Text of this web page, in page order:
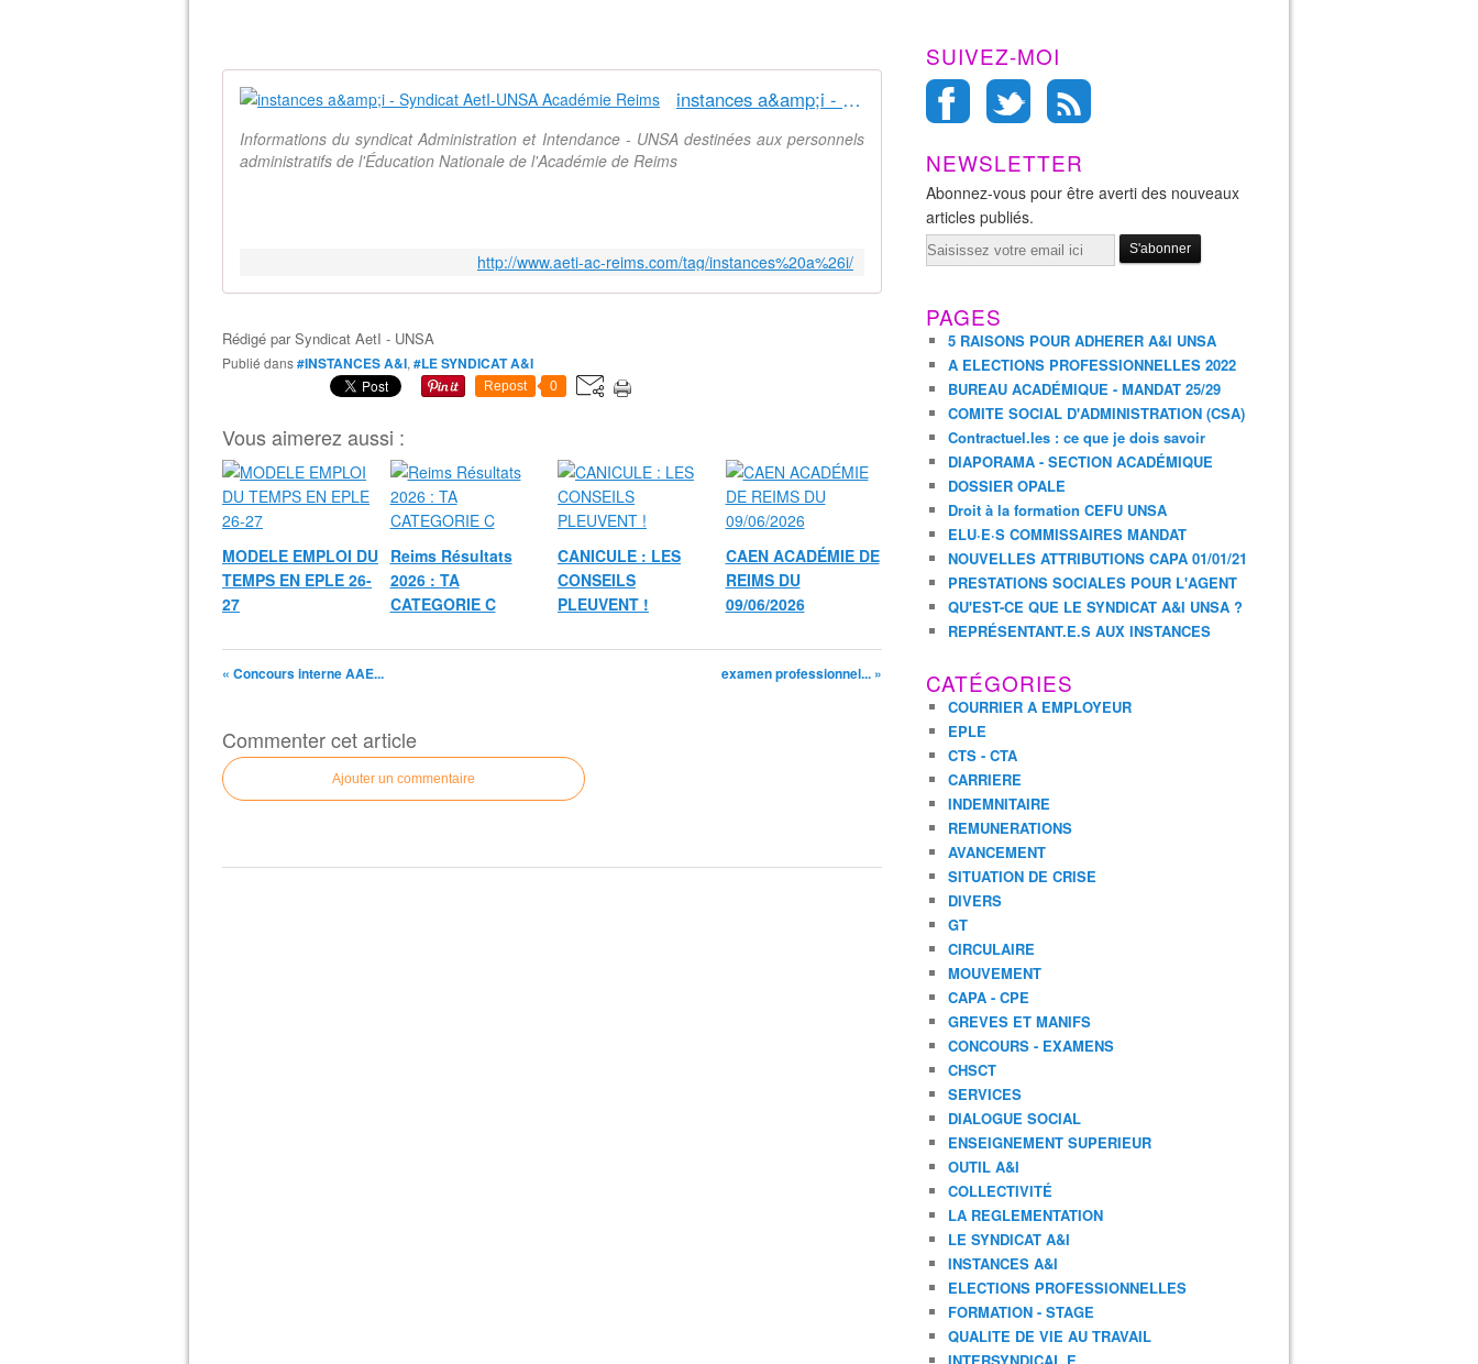
instances a&amp;i - Syndicat AetI-UNSA Académie Reims
Informations du syndicat Administration et Intendance - UNSA destinées aux personnels
administratifs de l'Éducation Nationale de l'Académie de Reims
http://www.aeti-ac-reims.com/tag/instances%20a%26i/
Rédigé parSyndicat AetI - UNSA
Publié dans#INSTANCES A&I, #LE SYNDICAT A&I
Repost 0
Vous aimerez aussi :
MODELE EMPLOI DU
TEMPS EN EPLE 26-
27
Reims Résultats
2026 : TA
CATEGORIE C
CANICULE : LES
CONSEILS
PLEUVENT !
CAEN ACADÉMIE DE
REIMS DU
09/06/2026
« Concours interne AAE... examen professionnel... »
Commenter cet article
Ajouter un commentaire
SUIVEZ-MOI
NEWSLETTER
Abonnez-vous pour être averti des nouveaux
articles publiés.
Email
PAGES
5 RAISONS POUR ADHERER A&I UNSA
A ELECTIONS PROFESSIONNELLES 2022
BUREAU ACADÉMIQUE - MANDAT 25/29
COMITE SOCIAL D'ADMINISTRATION (CSA)
Contractuel.les : ce que je dois savoir
DIAPORAMA - SECTION ACADÉMIQUE
DOSSIER OPALE
Droit à la formation CEFU UNSA
ELU·E·S COMMISSAIRES MANDAT
NOUVELLES ATTRIBUTIONS CAPA 01/01/21
PRESTATIONS SOCIALES POUR L'AGENT
QU'EST-CE QUE LE SYNDICAT A&I UNSA ?
REPRÉSENTANT.E.S AUX INSTANCES
CATÉGORIES
COURRIER A EMPLOYEUR
EPLE
CTS - CTA
CARRIERE
INDEMNITAIRE
REMUNERATIONS
AVANCEMENT
SITUATION DE CRISE
DIVERS
GT
CIRCULAIRE
MOUVEMENT
CAPA - CPE
GREVES ET MANIFS
CONCOURS - EXAMENS
CHSCT
SERVICES
DIALOGUE SOCIAL
ENSEIGNEMENT SUPERIEUR
OUTIL A&I
COLLECTIVITÉ
LA REGLEMENTATION
LE SYNDICAT A&I
INSTANCES A&I
ELECTIONS PROFESSIONNELLES
FORMATION - STAGE
QUALITE DE VIE AU TRAVAIL